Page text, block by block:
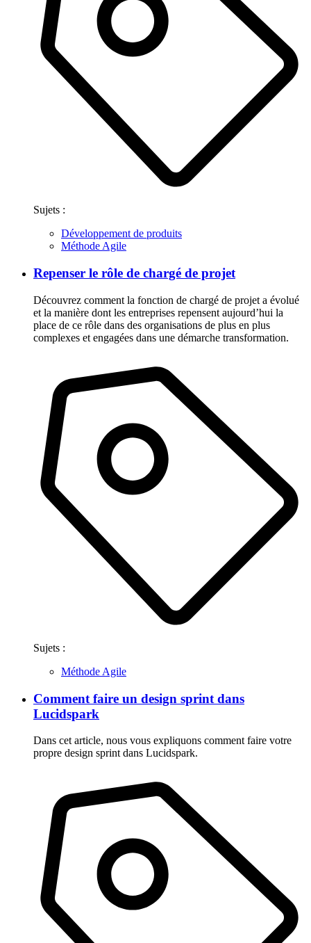
Sujets :
Développement de produits
Méthode Agile
Repenser le rôle de chargé de projet
Découvrez comment la fonction de chargé de projet a évolué
et la manière dont les entreprises repensent aujourd’hui la
place de ce rôle dans des organisations de plus en plus
complexes et engagées dans une démarche transformation.
Sujets :
Méthode Agile
Comment faire un design sprint dans
Lucidspark
Dans cet article, nous vous expliquons comment faire votre
propre design sprint dans Lucidspark.